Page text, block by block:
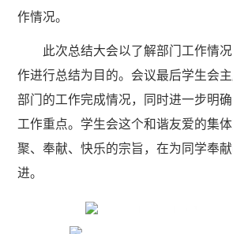
作情况。
此次总结大会以了解部门工作情
作进行总结为目的。会议最后学生会
部门的工作完成情况，同时进一步明
工作重点。学生会这个和谐友爱的集
聚、奉献、快乐的宗旨，在为同学奉
进。